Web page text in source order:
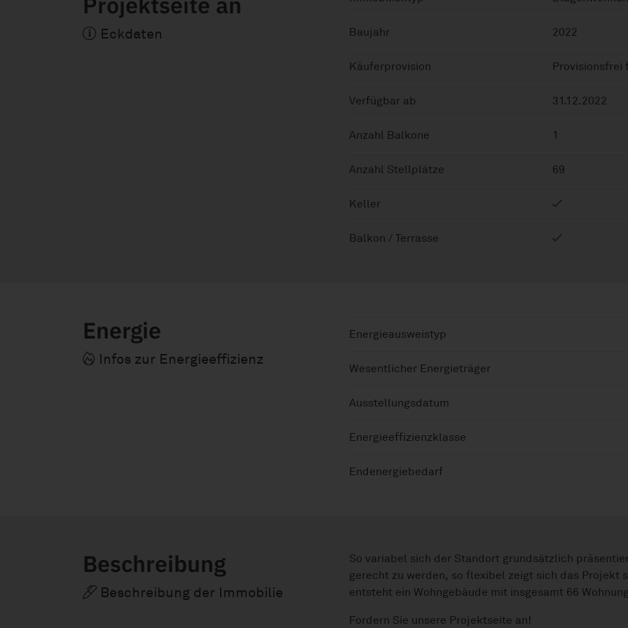
Eckdaten Baujahr 2022
Käuferprovision Provisionsfrei
Verfügbar ab 31.12.2022
Anzahl Balkone 1
Anzahl Stellplätze 69
Keller
Balkon / Terrasse
Energie
Infos zur Energieeffizienz
Energieausweistyp
Wesentlicher Energieträger
Ausstellungsdatum
Energieeffizienzklasse
Endenergiebedarf
Beschreibung
Beschreibung der Immobilie
So variabel sich der Standort grundsätzlich
gerecht zu werden, so flexibel zeigt sich das Projekt
entsteht ein Wohngebäude mit insgesamt 66
Fordern Sie unsere Projektseite an!